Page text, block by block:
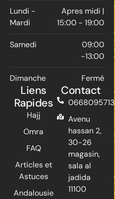
Lundi -
Mardi
Apres midi |
15:00 - 19:00
Samedi
09:00
-13:00
Dimanche Fermé
Liens
Rapides
Hajj
Omra
FAQ
Articles et
Astuces
Andalousie
Contact
0668095713
Avenu
hassan 2,
30-26
magasin,
sala al
jadida
11100